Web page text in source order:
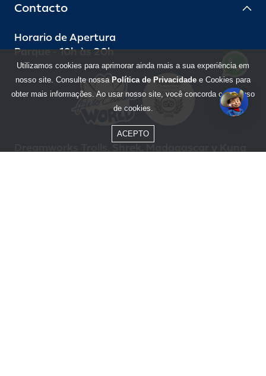
Contacto
Horario de Apertura
Parque - 10h às 20h
Utilizamos cookies para aprimorar ainda mais a sua experiência em
nosso site. Consulte nossa Política de Privacidade e Cookies para
obter mais informações. Ao usar nosso site, você concorda com o uso
de cookies.
ACEPTO